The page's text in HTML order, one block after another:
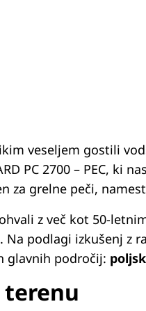
veseljem gostili
PC 2700 – PEC,
za grelne peči,
z več kot 50-
Na podlagi izkušenj
glavnih področij:
terenu